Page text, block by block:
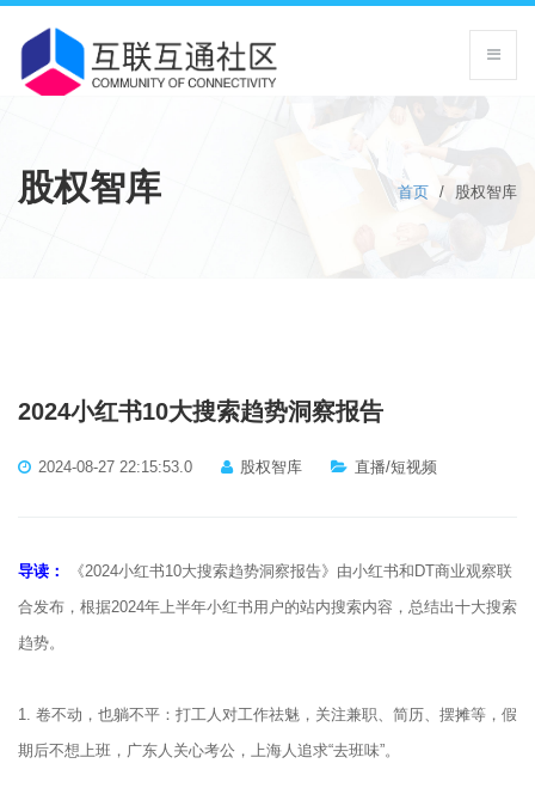
股权智库 首页 / 股权智库
2024小红书10大搜索趋势洞察报告
2024-08-27 22:15:53.0 股权智库 直播/短视频
导读：
《2024小红书10大搜索趋势洞察报告》由小红书和DT商业观察联
合发布，根据2024年上半年小红书用户的站内搜索内容，总结出十大搜索
趋势。
1. 卷不动，也躺不平：打工人对工作祛魅，关注兼职、简历、摆摊等，假
期后不想上班，广东人关心考公，上海人追求“去班味”。